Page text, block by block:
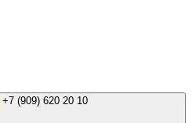
+7 (909) 620 20 10